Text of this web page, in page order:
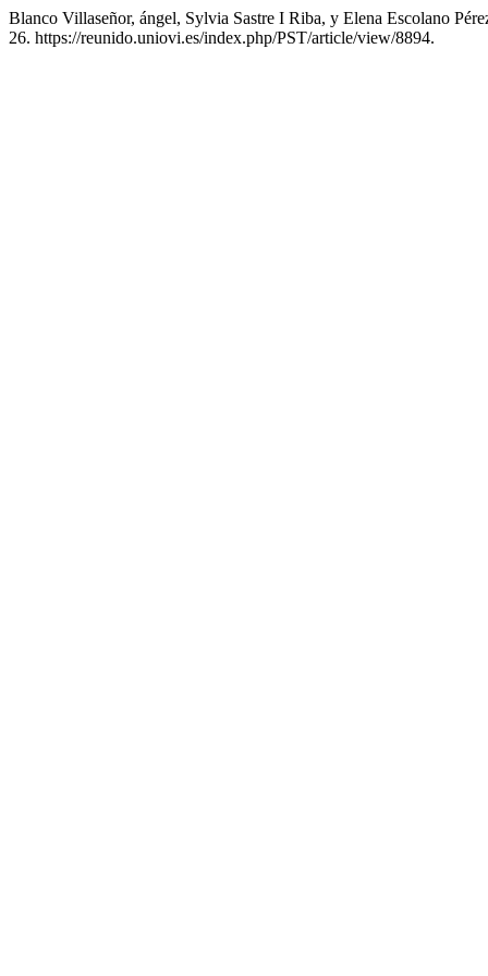
Blanco Villaseñor, ángel, Sylvia Sastre I Riba, y Elena Escolano
26. https://reunido.uniovi.es/index.php/PST/article/view/8894.